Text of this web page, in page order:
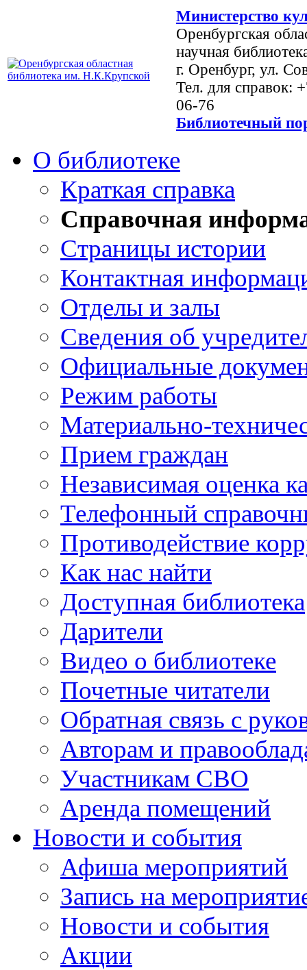
Министерство
Оренбургская
научная
г. Оренбург, ул.
Тел. для справок:
06-76
Библиотечный
О библиотеке
Краткая справка
Справочная
Страницы истории
Контактная
Отделы и залы
Сведения об
Официальные
Режим работы
Материально-
Прием граждан
Независимая оценка
Телефонный
Противодействие
Как нас найти
Доступная библиотека
Дарители
Видео о библиотеке
Почетные читатели
Обратная связь с
Авторам и
Участникам СВО
Аренда помещений
Новости и события
Афиша мероприятий
Запись на
Новости и события
Акции